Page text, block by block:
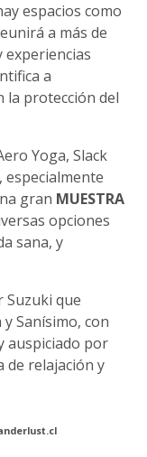
espacios como
a más de
experiencias
a
la protección del
Yoga, Slack
, especialmente
gran MUESTRA
opciones
sana, y
Suzuki que
Sanísimo, con
auspiciado por
de relajación y